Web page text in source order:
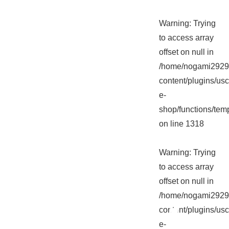
Warning: Trying
to access array
offset on null in
/home/
content/plugins/
e-
shop/functions/
on line 1318
Warning: Trying
to access array
offset on null in
/home/
content/plugins/
e-